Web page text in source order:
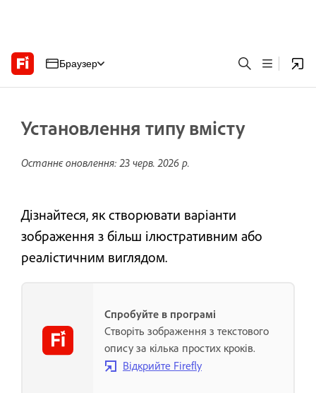
Браузер
Установлення типу вмісту
Останнє оновлення:23 черв. 2026 р.
Дізнайтеся, як створювати варіанти
зображення з більш ілюстративним або
реалістичним виглядом.
Спробуйте в програмі
Створіть зображення з текстового
опису за кілька простих кроків.
Відкрийте Firefly